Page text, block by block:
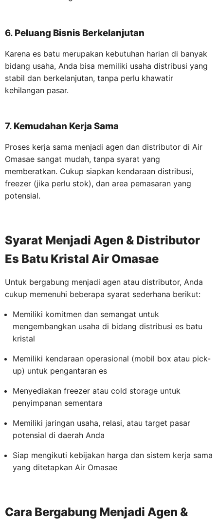
6. Peluang Bisnis Berkelanjutan
Karena es batu merupakan kebutuhan harian di banyak
bidang usaha, Anda bisa memiliki usaha distribusi yang
stabil dan berkelanjutan, tanpa perlu khawatir
kehilangan pasar.
7. Kemudahan Kerja Sama
Proses kerja sama menjadi agen dan distributor di Air
Omasae sangat mudah, tanpa syarat yang
memberatkan. Cukup siapkan kendaraan distribusi,
freezer (jika perlu stok), dan area pemasaran yang
potensial.
Syarat Menjadi Agen & Distributor
Es Batu Kristal Air Omasae
Untuk bergabung menjadi agen atau distributor, Anda
cukup memenuhi beberapa syarat sederhana berikut:
Memiliki komitmen dan semangat untuk
mengembangkan usaha di bidang distribusi es batu
kristal
Memiliki kendaraan operasional (mobil box atau pick-
up) untuk pengantaran es
Menyediakan freezer atau cold storage untuk
penyimpanan sementara
Memiliki jaringan usaha, relasi, atau target pasar
potensial di daerah Anda
Siap mengikuti kebijakan harga dan sistem kerja sama
yang ditetapkan Air Omasae
Cara Bergabung Menjadi Agen &